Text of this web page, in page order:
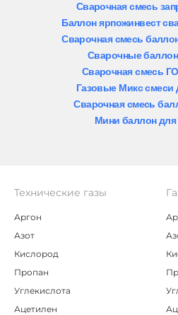
Сварочная смесь
Баллон ярпожинвест
Сварочная смесь
Сварочные
Сварочная смесь
Газовые Микс смеси
Сварочная смесь
Мини баллон для
Технические газы
Аргон
Азот
Кислород
Пропан
Углекислота
Ацетилен